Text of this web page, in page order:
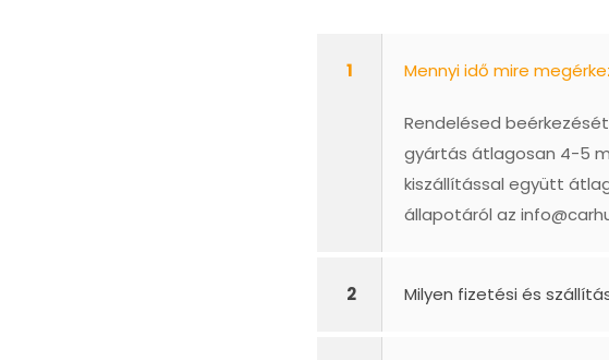
1 Mennyi idő mire
Rendelésed
gyártás átlagosan 4-5
kiszállítással együtt
állapotáról az
2 Milyen fizetési és